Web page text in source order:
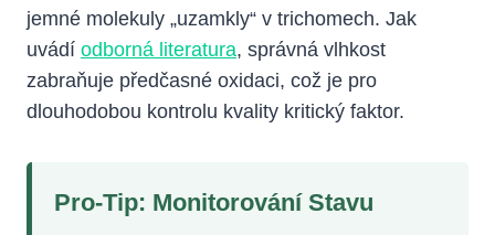
jemné molekuly „uzamkly“ v trichomech. Jak
uvádí odborná literatura, správná vlhkost
zabraňuje předčasné oxidaci, což je pro
dlouhodobou kontrolu kvality kritický faktor.
Pro-Tip: Monitorování Stavu